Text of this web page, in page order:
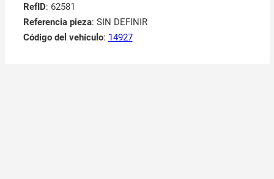
RefID: 62581
Referencia pieza: SIN DEFINIR
Código del vehículo: 14927